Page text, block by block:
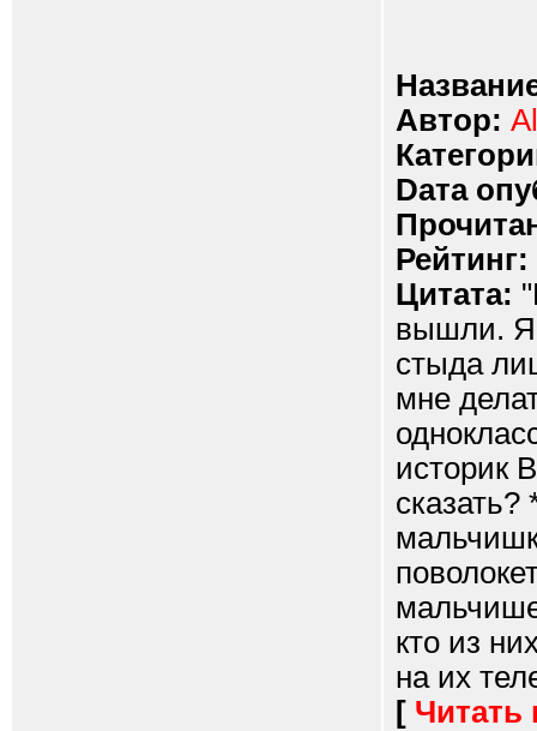
Автор:
Dата
Рейтинг:
Цитата:
вышли. Я
стыда
мне
историк
сказать?
кто из
на их
[ Читать